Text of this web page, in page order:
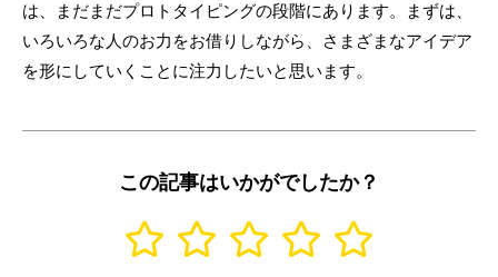
は、まだまだプロトタイピングの段階にあります。まずは、
いろいろな人のお力をお借りしながら、さまざまなアイデア
を形にしていくことに注力したいと思います。
この記事はいかがでしたか？